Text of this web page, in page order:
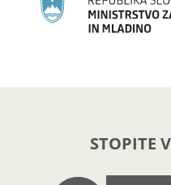
STOPITE